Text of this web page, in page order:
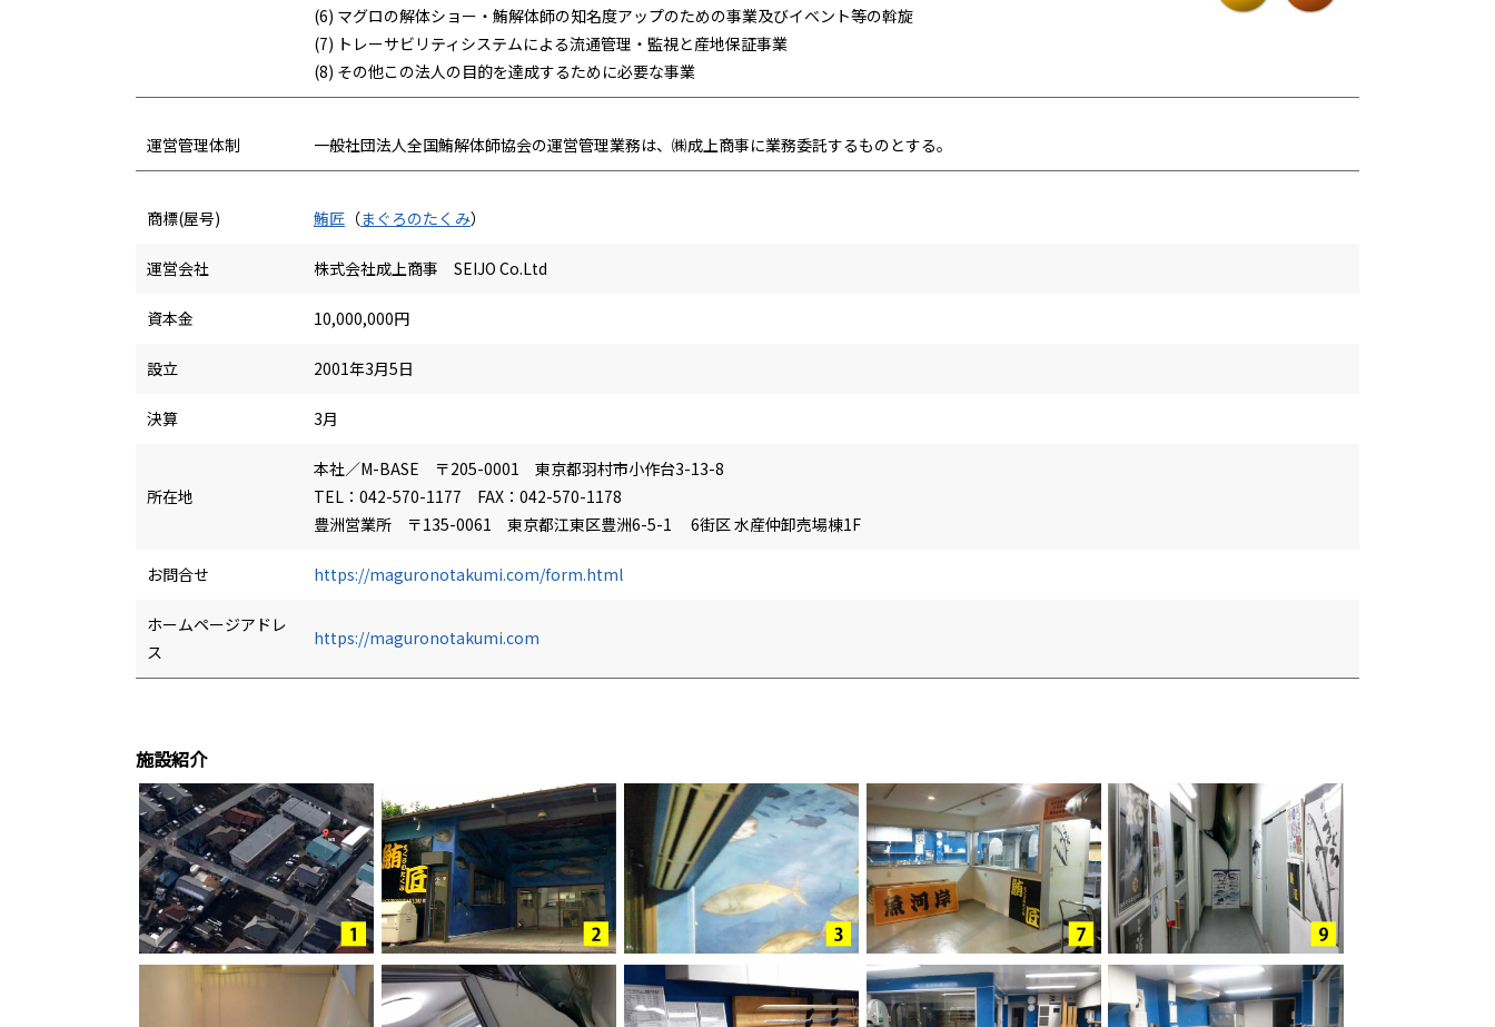
(6) マグロの解体ショー・鮪解体師の知名度アップのための事業及びイベント等の斡旋
(7) トレーサビリティシステムによる流通管理・監視と産地保証事業
(8) その他この法人の目的を達成するために必要な事業
運営管理体制 一般社団法人全国鮪解体師協会の運営管理業務は、㈱成上商事に業務委託するものとする。
商標(屋号) 鮪匠 （まぐろのたくみ）
運営会社 株式会社成上商事 SEIJO Co.Ltd
資本金 10,000,000円
設立 2001年3月5日
決算 3月
所在地
本社／M-BASE 〒205-0001 東京都羽村市小作台3-13-8
TEL：042-570-1177 FAX：042-570-1178
豊洲営業所 〒135-0061 東京都江東区豊洲6-5-1 6街区 水産仲卸売場棟1F
お問合せ https://maguronotakumi.com/form.html
ホームページアドレ
ス
https://maguronotakumi.com
施設紹介